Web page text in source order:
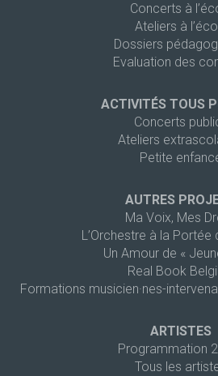
Concerts à
Ateliers à
Dossiers
Evaluation des
ACTIVITÉS TOUS
Concerts
Ateliers
Petite
AUTRES
Ma Voix, Mes
L’Orchestre à la Portée
Un Amour de «
Real Book
Formations musicien·nes-
ARTISTES
Programmation
Tous les